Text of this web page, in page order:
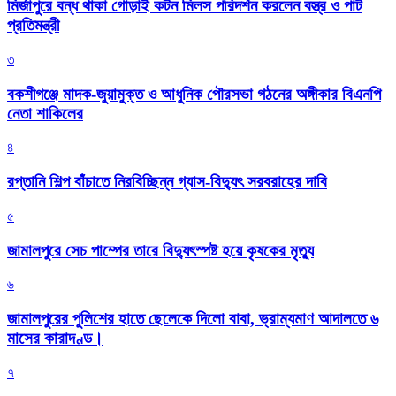
মির্জাপুরে বন্ধ থাকা গোড়াই কটন মিলস পরিদর্শন করলেন বস্ত্র ও পাট
প্রতিমন্ত্রী
৩
বকশীগঞ্জে মাদক-জুয়ামুক্ত ও আধুনিক পৌরসভা গঠনের অঙ্গীকার বিএনপি
নেতা শাকিলের
৪
রপ্তানি শিল্প বাঁচাতে নিরবিচ্ছিন্ন গ্যাস-বিদ্যুৎ সরবরাহের দাবি
৫
জামালপুরে সেচ পাম্পের তারে বিদ্যুৎস্পষ্ট হয়ে কৃষকের মৃত্যু
৬
জামালপুরের পুলিশের হাতে ছেলেকে দিলো বাবা, ভ্রাম্যমাণ আদালতে ৬
মাসের কারাদণ্ড।
৭